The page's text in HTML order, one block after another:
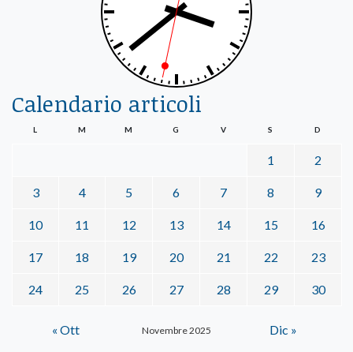
Calendario articoli
Novembre 2025
L M M G V S D
1 2
3 4 5 6 7 8 9
10 11 12 13 14 15 16
17 18 19 20 21 22 23
24 25 26 27 28 29 30
« Ott Dic »